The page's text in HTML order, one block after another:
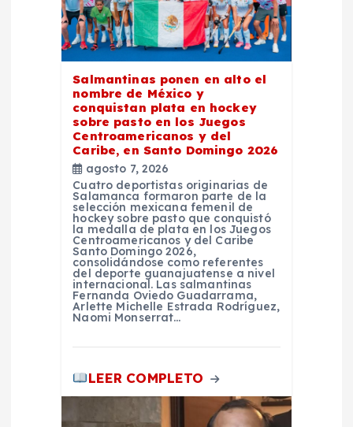
Salmantinas ponen en alto el
nombre de México y
conquistan plata en hockey
sobre pasto en los Juegos
Centroamericanos y del
Caribe, en Santo Domingo 2026
agosto 7, 2026
Cuatro deportistas originarias de
Salamanca formaron parte de la
selección mexicana femenil de
hockey sobre pasto que conquistó
la medalla de plata en los Juegos
Centroamericanos y del Caribe
Santo Domingo 2026,
consolidándose como referentes
del deporte guanajuatense a nivel
internacional. Las salmantinas
Fernanda Oviedo Guadarrama,
Arlette Michelle Estrada Rodríguez,
Naomi Monserrat…
LEER COMPLETO